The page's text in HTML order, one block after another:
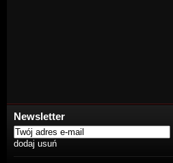
Newsletter